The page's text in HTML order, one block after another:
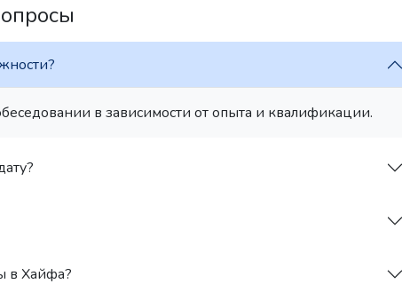
в зависимости от опыта и квалификации.
в Хайфа?